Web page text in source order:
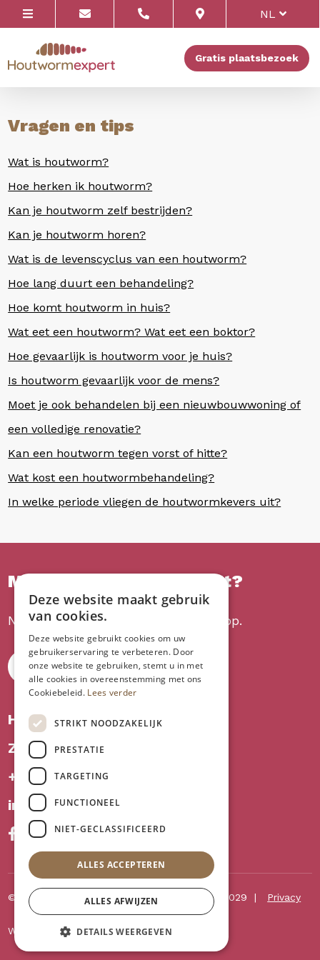
NL
Gratis plaatsbezoek
Vragen en tips
Wat is houtworm?
Hoe herken ik houtworm?
Kan je houtworm zelf bestrijden?
Kan je houtworm horen?
Wat is de levenscyclus van een houtworm?
Hoe lang duurt een behandeling?
Hoe komt houtworm in huis?
Wat eet een houtworm? Wat eet een boktor?
Hoe gevaarlijk is houtworm voor je huis?
Is houtworm gevaarlijk voor de mens?
Moet je ook behandelen bij een nieuwbouwwoning of
een volledige renovatie?
Kan een houtworm tegen vorst of hitte?
Wat kost een houtwormbehandeling?
In welke periode vliegen de houtwormkevers uit?
Meer informatie gewenst?
Neem vrijblijvend contact met ons op.
NEEM CONTACT OP
Houtwormexpert bv
Zeedijkweg 32, 8210 Loppem
+32 471 677 817
info@houtwormexpert.be
© Houtwormexpert bv 2026 BE 0713.985.029 Privacy
Website byKMOSites
Deze website maakt gebruik
van cookies.
Deze website gebruikt cookies om uw
gebruikerservaring te verbeteren. Door
onze website te gebruiken, stemt u in met
alle cookies in overeenstemming met ons
Cookiebeleid. Lees verder
STRIKT NOODZAKELIJK
PRESTATIE
TARGETING
FUNCTIONEEL
NIET-GECLASSIFICEERD
ALLES ACCEPTEREN
ALLES AFWIJZEN
DETAILS WEERGEVEN